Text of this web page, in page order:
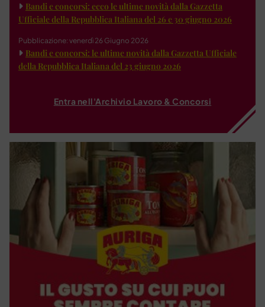
Bandi e concorsi: ecco le ultime novità dalla Gazzetta
Ufficiale della Repubblica Italiana del 26 e 30 giugno 2026
Pubblicazione: venerdì 26 Giugno 2026
Bandi e concorsi: le ultime novità dalla Gazzetta Ufficiale
della Repubblica Italiana del 23 giugno 2026
Entra nell'Archivio Lavoro & Concorsi